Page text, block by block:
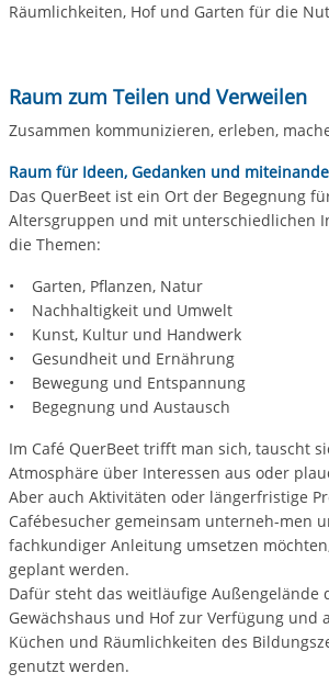
Räumlichkeiten, Hof und Garten für die
Raum zum Teilen und Verweilen
Zusammen kommunizieren, erleben,
Raum für Ideen, Gedanken und
Das QuerBeet ist ein Ort der Begegnung
Altersgruppen und mit unterschiedlichen
die Themen:
• Garten, Pflanzen, Natur
• Nachhaltigkeit und Umwelt
• Kunst, Kultur und Handwerk
• Gesundheit und Ernährung
• Bewegung und Entspannung
• Begegnung und Austausch
Im Café QuerBeet trifft man sich, tauscht
Atmosphäre über Interessen aus oder
Aber auch Aktivitäten oder längerfristige
Cafébesucher gemeinsam unterneh-men
fachkundiger Anleitung umsetzen
geplant werden.
Dafür steht das weitläufige Außengelände
Gewächshaus und Hof zur Verfügung und
Küchen und Räumlichkeiten des
genutzt werden.